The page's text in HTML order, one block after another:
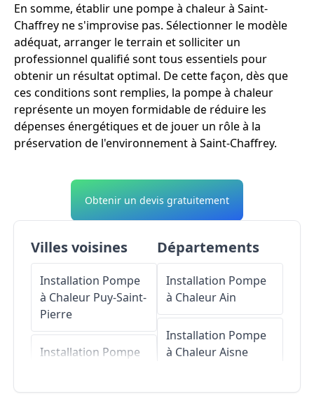
En somme, établir une pompe à chaleur à Saint-
Chaffrey ne s'improvise pas. Sélectionner le modèle
adéquat, arranger le terrain et solliciter un
professionnel qualifié sont tous essentiels pour
obtenir un résultat optimal. De cette façon, dès que
ces conditions sont remplies, la pompe à chaleur
représente un moyen formidable de réduire les
dépenses énergétiques et de jouer un rôle à la
préservation de l'environnement à Saint-Chaffrey.
Obtenir un devis gratuitement
Villes voisines
Installation Pompe
à Chaleur Puy-Saint-
Pierre
Installation Pompe
Départements
Installation Pompe
à ChaleurAin
Installation Pompe
à ChaleurAisne
Installation Pompe